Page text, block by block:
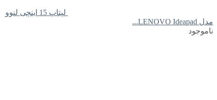
لپتاپ 15 اینچی لنوو
مدل LENOVO Ideapad...
ناموجود